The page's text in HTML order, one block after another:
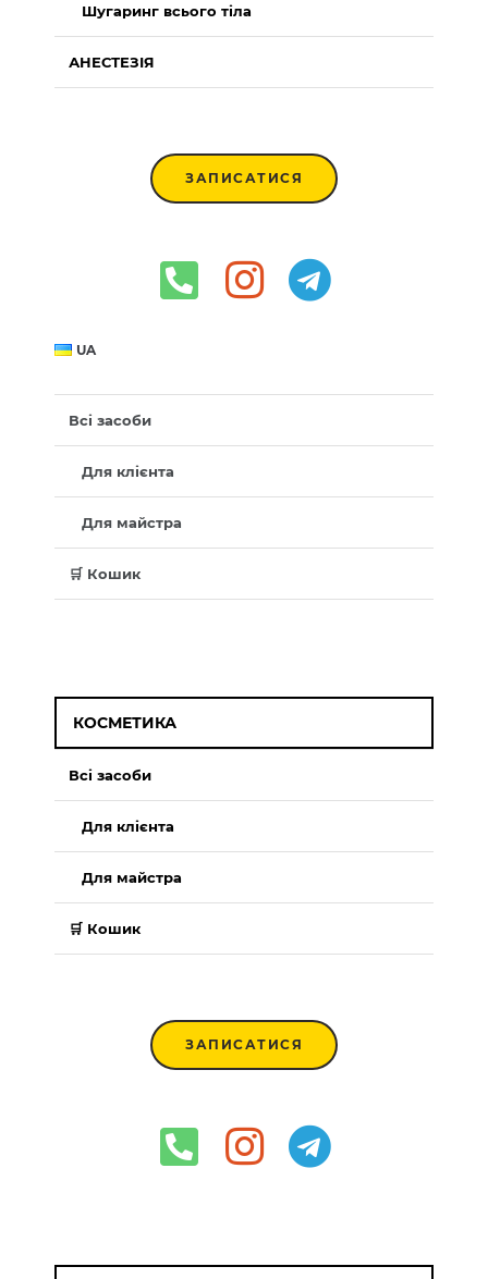
Шугаринг всього тіла
АНЕСТЕЗІЯ
ЗАПИСАТИСЯ
UA
Всі засоби
Для клієнта
Для майстра
🛒 Кошик
КОСМЕТИКА
Всі засоби
Для клієнта
Для майстра
🛒 Кошик
ЗАПИСАТИСЯ